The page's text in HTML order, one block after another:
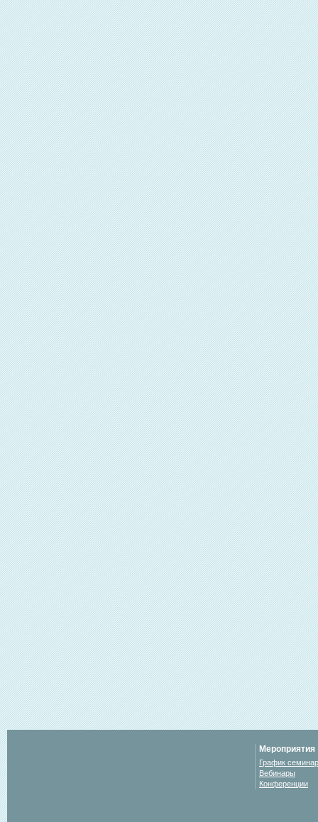
Мероприятия
График
Вебинары
Конференции